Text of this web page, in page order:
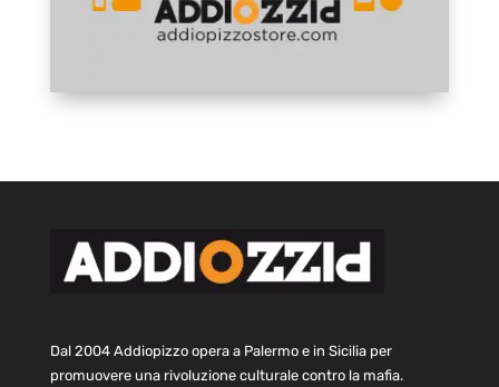
Dal 2004 Addiopizzo opera a Palermo e in Sicilia per
promuovere una rivoluzione culturale contro la mafia.